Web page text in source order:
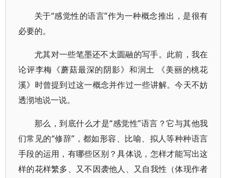
关于“感觉性的语言”作为一种概念推出，是很有
必要的。
尤其对一些笔墨还不太圆融的写手。此前，我在
论评李梅《蘑菇最深的阴影》和润土 《美丽的桃花
溪》时曾提到过这一概念并作过一些讲解。今天不妨
透沏地说一说。
那么，到底什么才是“感觉性”语言？它与其他我
们常见的“修辞”，都如形容、比喻、拟人等种种语言
手段的运用，有哪些区别？具体说，怎样才能写出这
样的花样繁多、又不因袭他人、又自我性（体现作者